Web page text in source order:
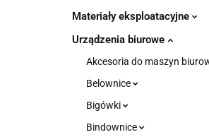
Materiały eksploatacyjne
Urządzenia biurowe
Akcesoria do maszyn
Belownice
Bigówki
Bindownice